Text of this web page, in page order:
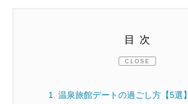
目次
CLOSE
1.温泉旅館デートの過ごし方【5選】